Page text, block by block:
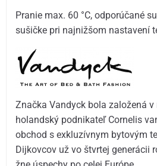
Pranie max. 60 °C, odporúčané
sušičke pri najnižšom nastavení
Značka Vandyck bola založená v
holandský podnikateľ Cornelis
obchod s exkluzívnym bytovým
Dijkovcov už vo štvrtej generácii